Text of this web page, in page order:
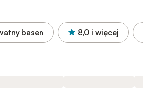
basen 8,0 i więcej